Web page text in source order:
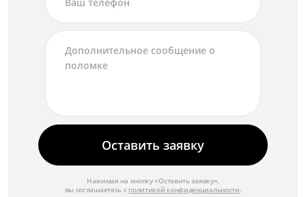
Оставить заявку
Нажимая на кнопку «Оставить заявку»,
вы соглашаетесь с политикой конфиденциальности.